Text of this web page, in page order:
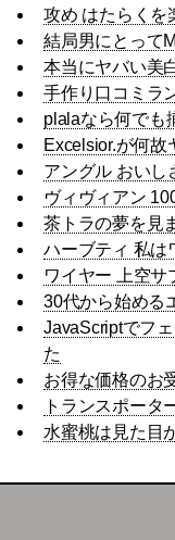
攻め はたらくを
結局男にとって
本当にヤバい美
手作り口コミラ
plalaなら何でも
Excelsior.が何故
アングル おいし
ヴィヴィアン
茶トラの夢を見
ハーブティ 私は
ワイヤー 上空サ
30代から始める
JavaScriptでフ
た
お得な価格のお
トランスポータ
水蜜桃は見た目